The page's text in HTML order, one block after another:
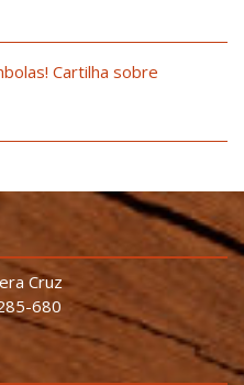
Cartilha sobre
Cruz
680